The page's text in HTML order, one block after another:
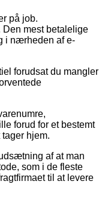
på job.
mest betalelige
i nærheden af e-
forudsat du mangler
forud for et bestemt
hjem.
af at man
som i de fleste
til at levere